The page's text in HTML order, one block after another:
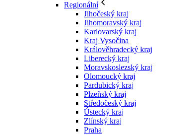
Regionální
Jihočeský kraj
Jihomoravský kraj
Karlovarský kraj
Kraj Vysočina
Králověhradecký kraj
Liberecký kraj
Moravskoslezský kraj
Olomoucký kraj
Pardubický kraj
Plzeňský kraj
Středočeský kraj
Ústecký kraj
Zlínský kraj
Praha